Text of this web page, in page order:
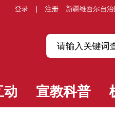
登录 | 注册 新疆维吾尔自
动 宣教科普